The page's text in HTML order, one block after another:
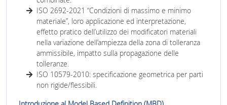
ISO 2692-2021 “Condizioni di massimo e minimo
materiale”, loro applicazione ed interpretazione,
effetto pratico dell’utilizzo dei modificatori materiali
nella variazione dell’ampiezza della zona di tolleranza
ammissibile, impatto sulla propagazione delle
tolleranze.
ISO 10579-2010: specificazione geometrica per parti
non rigide/flessibili.